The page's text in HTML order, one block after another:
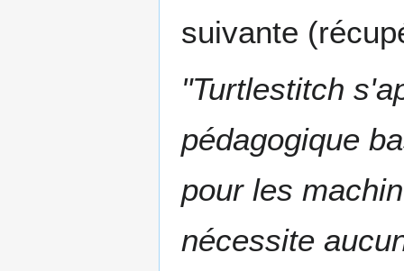
suivante
"Turtlestitch
pédagogique
pour les
nécessite